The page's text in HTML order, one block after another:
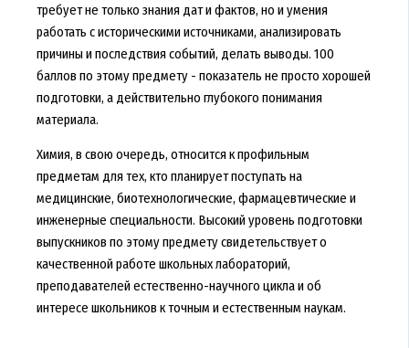
требует не только знания дат и фактов, но и умения
работать с историческими источниками, анализировать
причины и последствия событий, делать выводы. 100
баллов по этому предмету - показатель не просто хорошей
подготовки, а действительно глубокого понимания
материала.
Химия, в свою очередь, относится к профильным
предметам для тех, кто планирует поступать на
медицинские, биотехнологические, фармацевтические и
инженерные специальности. Высокий уровень подготовки
выпускников по этому предмету свидетельствует о
качественной работе школьных лабораторий,
преподавателей естественно-научного цикла и об
интересе школьников к точным и естественным наукам.